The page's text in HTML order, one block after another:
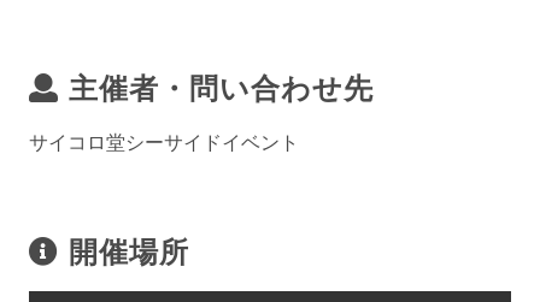
主催者・問い合わせ先
サイコロ堂シーサイドイベント
開催場所